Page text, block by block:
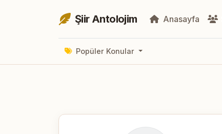
Şiir Antolojim Anasayfa
Popüler Konular